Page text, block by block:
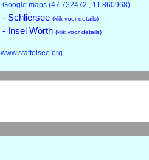
Google maps (47.732472 , 11.860968)
- Schliersee (klik voor details)
- Insel Wörth (klik voor details)
www.staffelsee.org